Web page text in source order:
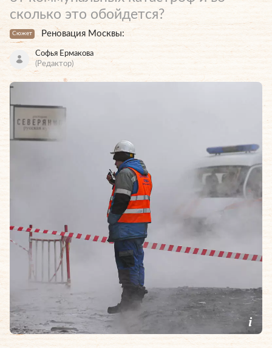
сколько это обойдется?
Сюжет Реновация Москвы:
Софья Ермакова
(Редактор)